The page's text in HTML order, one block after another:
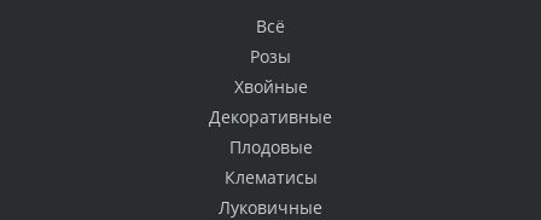
Всё
Розы
Хвойные
Декоративные
Плодовые
Клематисы
Луковичные